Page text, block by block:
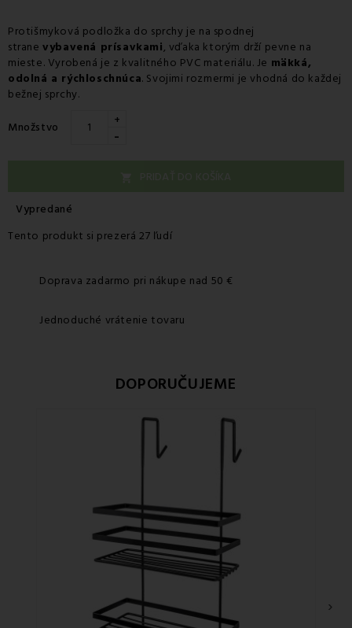
Protišmyková podložka do sprchy je na spodnej
stranevybavená prísavkami, vďaka ktorým drží pevne na
mieste. Vyrobená je z kvalitného PVC materiálu. Je mäkká,
odolná a rýchloschnúca. Svojimi rozmermi je vhodná do každej
bežnej sprchy.
Množstvo +
-
Vypredané
Tento produkt si prezerá 27 ľudí
Doprava zadarmo pri nákupe nad 50 €
Jednoduché vrátenie tovaru
DOPORUČUJEME
›